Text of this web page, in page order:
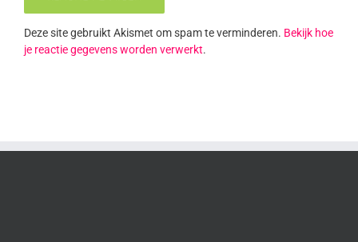
Deze site gebruikt Akismet om spam te verminderen. Bekijk hoe
je reactie gegevens worden verwerkt.